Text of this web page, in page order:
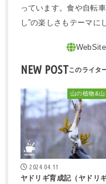
っています。食や自転
し”の楽しさもテーマに
NEW POST
山の植物&山
2024.04.11
ヤドリギ育成記（ヤドリ